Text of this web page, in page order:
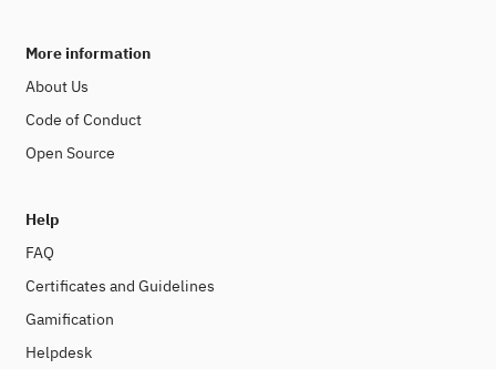
More information
About Us
Code of Conduct
Open Source
Help
FAQ
Certificates and Guidelines
Gamification
Helpdesk